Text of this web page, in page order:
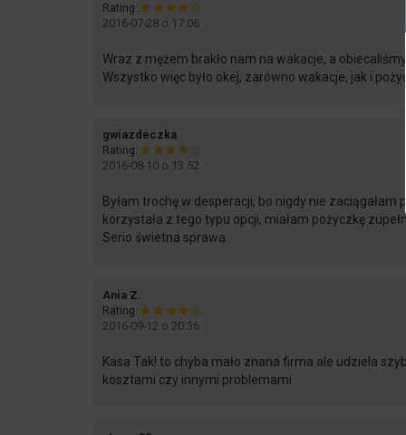
Rating:
2016-07-28 o 17:06
Wraz z mężem brakło nam na wakacje, a
Wszystko więc było okej, zarówno wakacje, jak i
gwiazdeczkasays:
Rating:
2016-08-10 o 13:52
Byłam trochę w desperacji, bo nigdy nie
korzystała z tego typu opcji, miałam pożyczkę
Serio świetna sprawa.
Ania Z.
Rating:
2016-09-12 o 20:36
Kasa Tak! to chyba mało znana firma ale udziela
kosztami czy innymi problemami